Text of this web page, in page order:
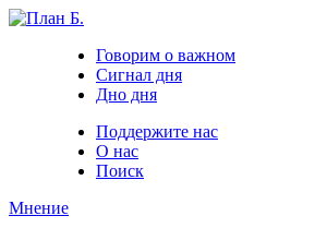
Говорим о важном
Сигнал дня
Дно дня
Поддержите нас
О нас
Поиск
Мнение